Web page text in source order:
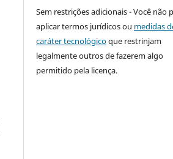
Sem restrições adicionais - Você não
aplicar termos jurídicos ou medidas
caráter tecnológicoque restrinjam
legalmente outros de fazerem algo
permitido pela licença.